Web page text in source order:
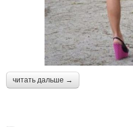
читать дальше →